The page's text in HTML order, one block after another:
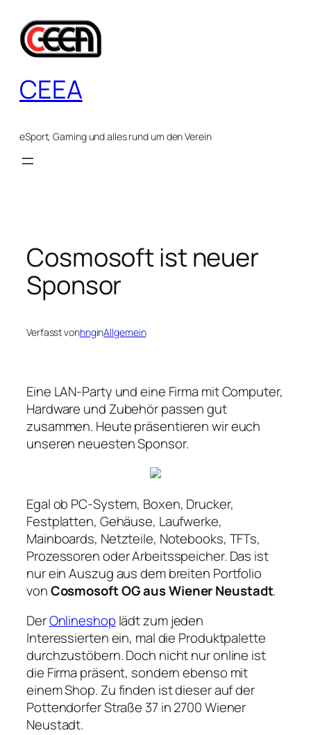
Inhalt
springen
CEEA
eSport, Gaming und alles rund um den Verein
Cosmosoft ist neuer
Sponsor
Verfasst vonhnginAllgemein
Eine LAN-Party und eine Firma mit Computer,
Hardware und Zubehör passen gut
zusammen. Heute präsentieren wir euch
unseren neuesten Sponsor.
Egal ob PC-System, Boxen, Drucker,
Festplatten, Gehäuse, Laufwerke,
Mainboards, Netzteile, Notebooks, TFTs,
Prozessoren oder Arbeitsspeicher. Das ist
nur ein Auszug aus dem breiten Portfolio
vonCosmosoft OG aus Wiener Neustadt.
DerOnlineshop lädt zum jeden
Interessierten ein, mal die Produktpalette
durchzustöbern. Doch nicht nur online ist
die Firma präsent, sondern ebenso mit
einem Shop. Zu finden ist dieser auf der
Pottendorfer Straße 37 in 2700 Wiener
Neustadt.